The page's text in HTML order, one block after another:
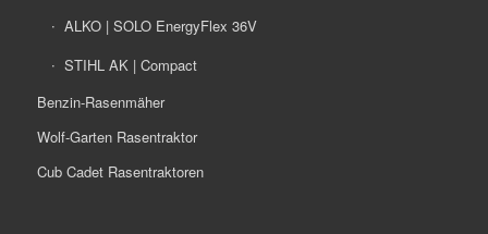
ALKO | SOLO EnergyFlex 36V
STIHL AK | Compact
Benzin-Rasenmäher
Wolf-Garten Rasentraktor
Cub Cadet Rasentraktoren